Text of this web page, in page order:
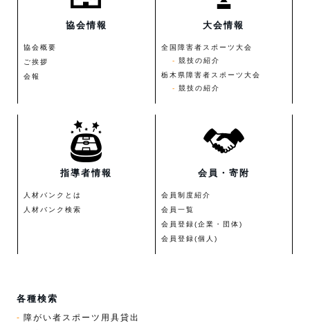
協会情報
協会概要
ご挨拶
会報
大会情報
全国障害者スポーツ大会
競技の紹介
栃木県障害者スポーツ大会
競技の紹介
指導者情報
人材バンクとは
人材バンク検索
会員・寄附
会員制度紹介
会員一覧
会員登録(企業・団体)
会員登録(個人)
各種検索
障がい者スポーツ用具貸出